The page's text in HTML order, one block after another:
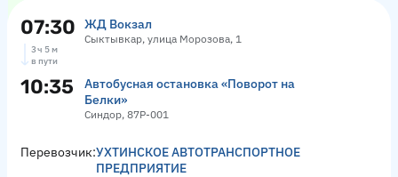
07:30 ЖД Вокзал
Сыктывкар, улица Морозова, 1
3 ч 5 м
в пути
10:35
Автобусная остановка «Поворот на
Белки»
Синдор, 87Р-001
Перевозчик:УХТИНСКОЕ АВТОТРАНСПОРТНОЕ
ПРЕДПРИЯТИЕ